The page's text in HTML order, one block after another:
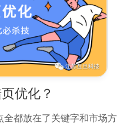
优化？
都放在了关键字和市场方